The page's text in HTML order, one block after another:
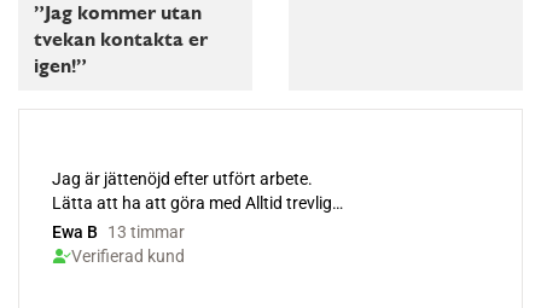
”Jag kommer utan
tvekan kontakta er
igen!”